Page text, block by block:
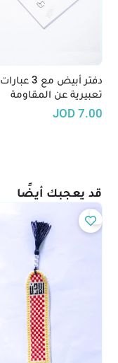
دفتر أبيض مع 3 عبارات
تعبيرية عن المقاومة
الفلسطينية
7.00
JOD
قد يعجبك أيضًا